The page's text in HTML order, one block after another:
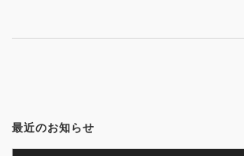
最近のお知らせ